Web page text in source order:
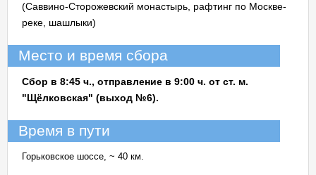
(Саввино-Сторожевский монастырь, рафтинг по Москве-
реке, шашлыки)
Место и время сбора
Сбор в 8:45 ч., отправление в 9:00 ч. от ст. м.
"Щёлковская" (выход №6).
Время в пути
Горьковское шоссе, ~ 40 км.